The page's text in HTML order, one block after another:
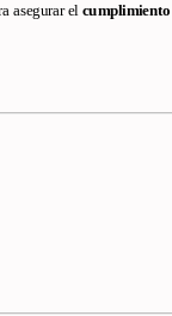
asegurar el cumplimiento